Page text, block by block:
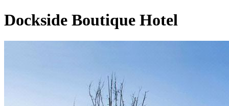
Dockside Boutique Hotel